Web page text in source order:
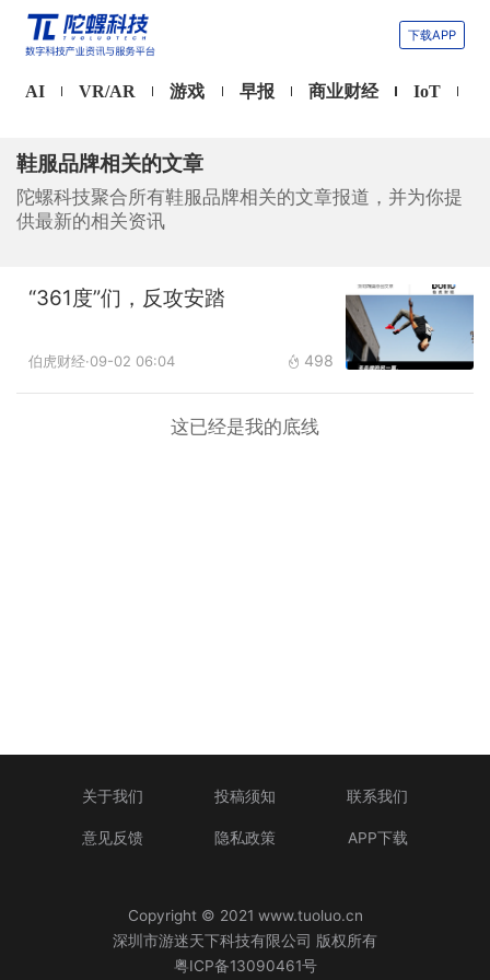
下载APP
AI VR/AR 游戏 早报 商业财经 IoT
鞋服品牌相关的文章
陀螺科技聚合所有鞋服品牌相关的文章报道，并为你提
供最新的相关资讯
“361度”们，反攻安踏
伯虎财经·09-02 06:04 498
这已经是我的底线
关于我们 投稿须知 联系我们
意见反馈 隐私政策 APP下载
Copyright © 2021 www.tuoluo.cn
深圳市游迷天下科技有限公司 版权所有
粤ICP备13090461号